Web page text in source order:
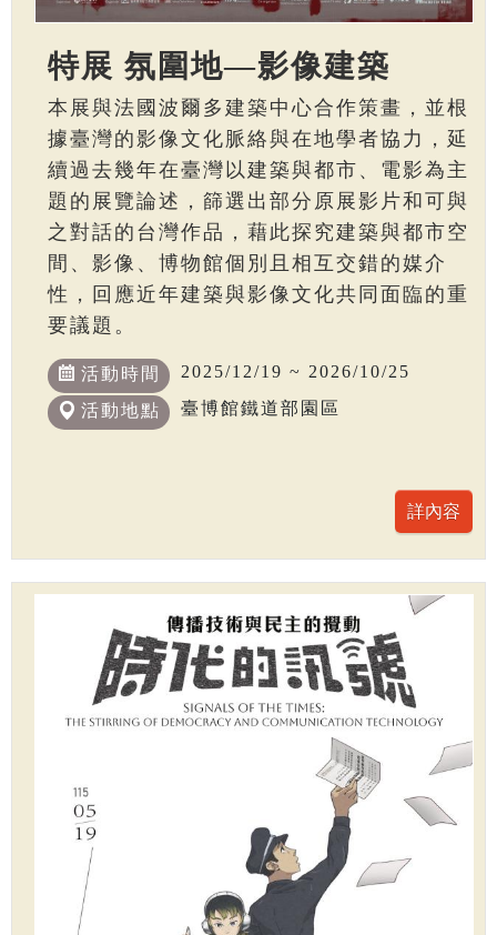
特展 氛圍地—影像建築
本展與法國波爾多建築中心合作策畫，並根
據臺灣的影像文化脈絡與在地學者協力，延
續過去幾年在臺灣以建築與都市、電影為主
題的展覽論述，篩選出部分原展影片和可與
之對話的台灣作品，藉此探究建築與都市空
間、影像、博物館個別且相互交錯的媒介
性，回應近年建築與影像文化共同面臨的重
要議題。
活動時間 2025/12/19 ~ 2026/10/25
活動地點 臺博館鐵道部園區